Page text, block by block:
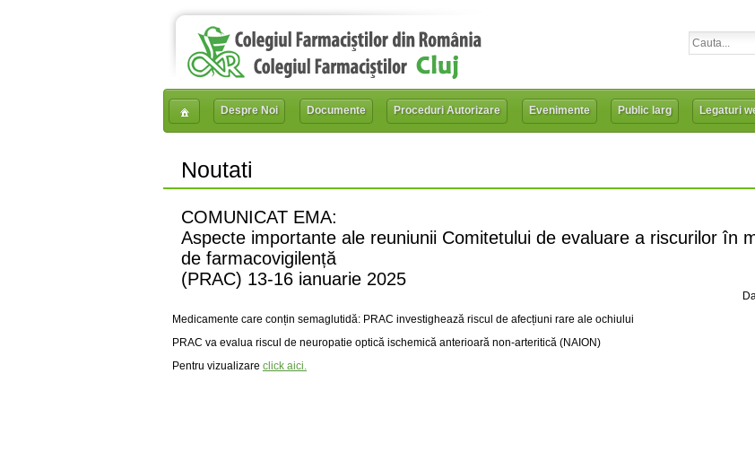
Despre Noi Documente Proceduri Autorizare Evenimente Public larg Legaturi
Noutati
COMUNICAT EMA:
Aspecte importante ale reuniunii Comitetului de evaluare a riscurilor în
de farmacovigilență
(PRAC) 13-16 ianuarie 2025
Medicamente care conțin semaglutidă: PRAC investighează riscul de afecțiuni rare ale ochiului
PRAC va evalua riscul de neuropatie optică ischemică anterioară non-arteritică (NAION)
Pentru vizualizare click aici.